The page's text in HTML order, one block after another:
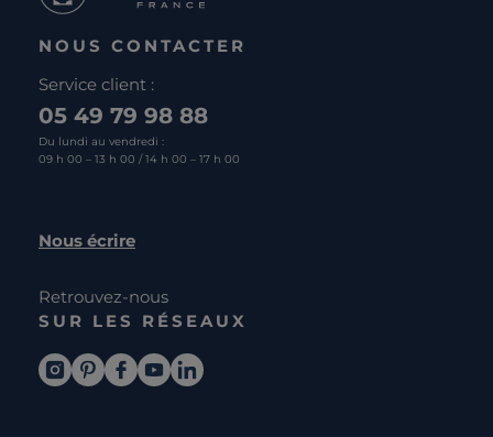
NOUS CONTACTER
Service client :
05 49 79 98 88
Du lundi au vendredi :
09 h 00 – 13 h 00 / 14 h 00 – 17 h 00
Nous écrire
Retrouvez-nous
SUR LES RÉSEAUX